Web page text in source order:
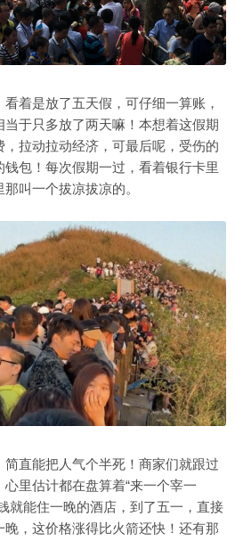
着是放了五天假，可仔细一算账，
于只多放了两天嘛！本想着这假期
拉动拉动经济，可最后呢，受伤的
包！每次假期一过，看着银行卡里
叫一个拔凉拔凉的。
直能把人气个半死！商家们就跟过
里估计都在盘算着“来一个宰一
就能住一晚的酒店，到了五一，直接
，这价格涨得比火箭还快！还有那